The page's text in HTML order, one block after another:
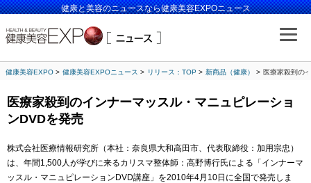
健康と美容のニュースなら健康美容EXPOニュース
健康美容EXPO 健康美容EXPOニュース リリース：TOP 新商品（健康） 医療家殺到の
医療家殺到のインナーマッスル・マニュピレーショ
ンDVDを発売
株式会社医療情報研究所（本社：奈良県大和高田市、代表取締役：加用宗忠）
は、年間1,500人が学びに来るカリスマ整体師：高野博行氏による「インナーマ
ッスル・マニュピレーションDVD講座」を2010年4月10日に全国で発売しま